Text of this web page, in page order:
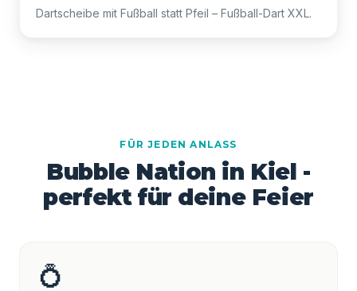
Dartscheibe mit Fußball statt Pfeil – Fußball-Dart XXL.
FÜR JEDEN ANLASS
Bubble Nation in Kiel -
perfekt für deine Feier
💍